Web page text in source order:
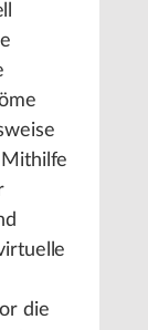
die